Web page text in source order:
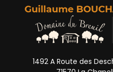
1492 A Route des